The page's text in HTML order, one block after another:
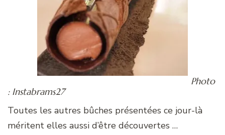
Photo
: Instabrams27
Toutes les autres bûches présentées ce jour-là
méritent elles aussi d’être découvertes …